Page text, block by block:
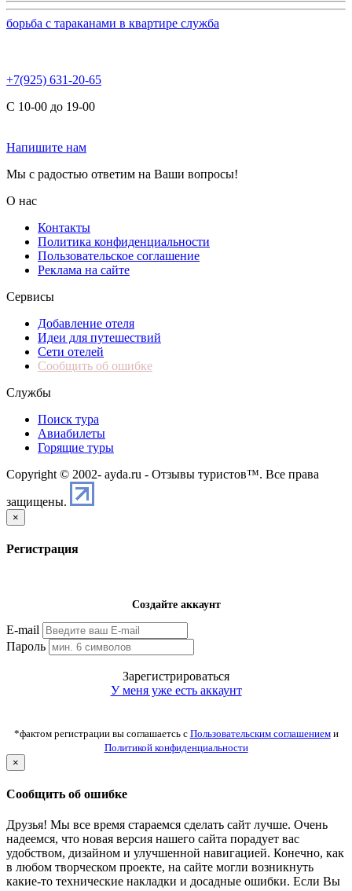
борьба с тараканами в квартире служба
+7(925) 631-20-65
С 10-00 до 19-00
Напишите нам
Мы с радостью ответим на Ваши вопросы!
О нас
Контакты
Политика конфиденциальности
Пользовательское соглашение
Реклама на сайте
Сервисы
Добавление отеля
Идеи для путешествий
Сети отелей
Сообщить об ошибке
Службы
Поиск тура
Авиабилеты
Горящие туры
Copyright © 2002- ayda.ru - Отзывы туристов™. Все права
защищены.
×
Регистрация
Создайте аккаунт
E-mail
Пароль
Зарегистрироваться
У меня уже есть аккаунт
*фактом регистрации вы соглашаетсь с Пользовательским соглашениеми
Политикой конфиденциальности
×
Сообщить об ошибке
Друзья! Мы все время стараемся сделать сайт лучше. Очень
надеемся, что новая версия нашего сайта порадует вас
удобством, дизайном и улучшенной навигацией. Конечно, как
в любом творческом проекте, на сайте могли возникнуть
какие-то технические накладки и досадные ошибки. Если Вы